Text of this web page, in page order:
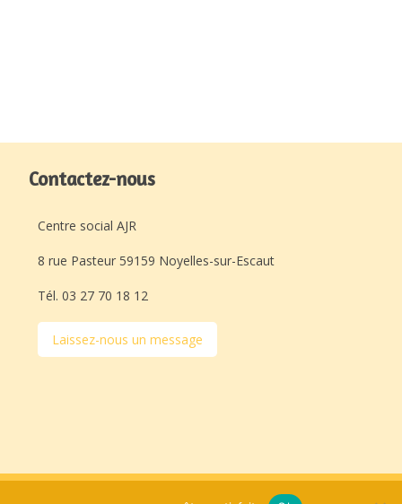
Contactez-nous
Centre social AJR
8 rue Pasteur 59159 Noyelles-sur-Escaut
Tél. 03 27 70 18 12
Laissez-nous un message